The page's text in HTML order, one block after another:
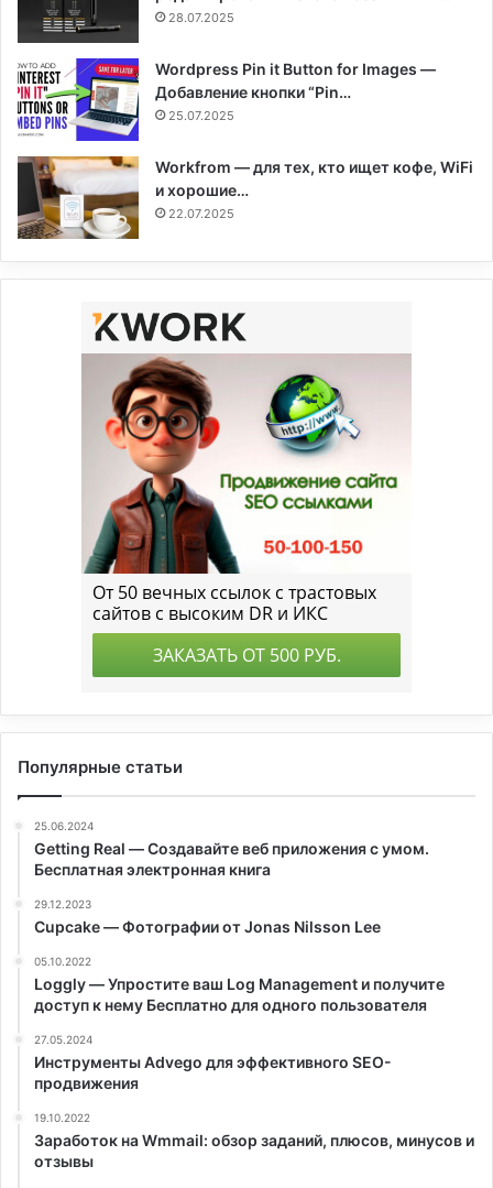
28.07.2025
Wordpress Pin it Button for Images —
Добавление кнопки “Pin…
25.07.2025
Workfrom — для тех, кто ищет кофе, WiFi
и хорошие…
22.07.2025
Популярные статьи
25.06.2024
Getting Real — Создавайте веб приложения с умом.
Бесплатная электронная книга
29.12.2023
Cupcake — Фотографии от Jonas Nilsson Lee
05.10.2022
Loggly — Упростите ваш Log Management и получите
доступ к нему Бесплатно для одного пользователя
27.05.2024
Инструменты Аdvego для эффективного SEO-
продвижения
19.10.2022
Заработок на Wmmail: обзор заданий, плюсов, минусов и
отзывы